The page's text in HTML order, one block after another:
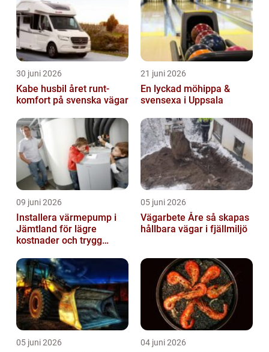
30 juni 2026
Kabe husbil året runt-
komfort på svenska vägar
21 juni 2026
En lyckad möhippa &
svensexa i Uppsala
09 juni 2026
Installera värmepump i
Jämtland för lägre
kostnader och trygg
05 juni 2026
Vägarbete Åre så skapas
hållbara vägar i fjällmiljö
05 juni 2026 04 juni 2026